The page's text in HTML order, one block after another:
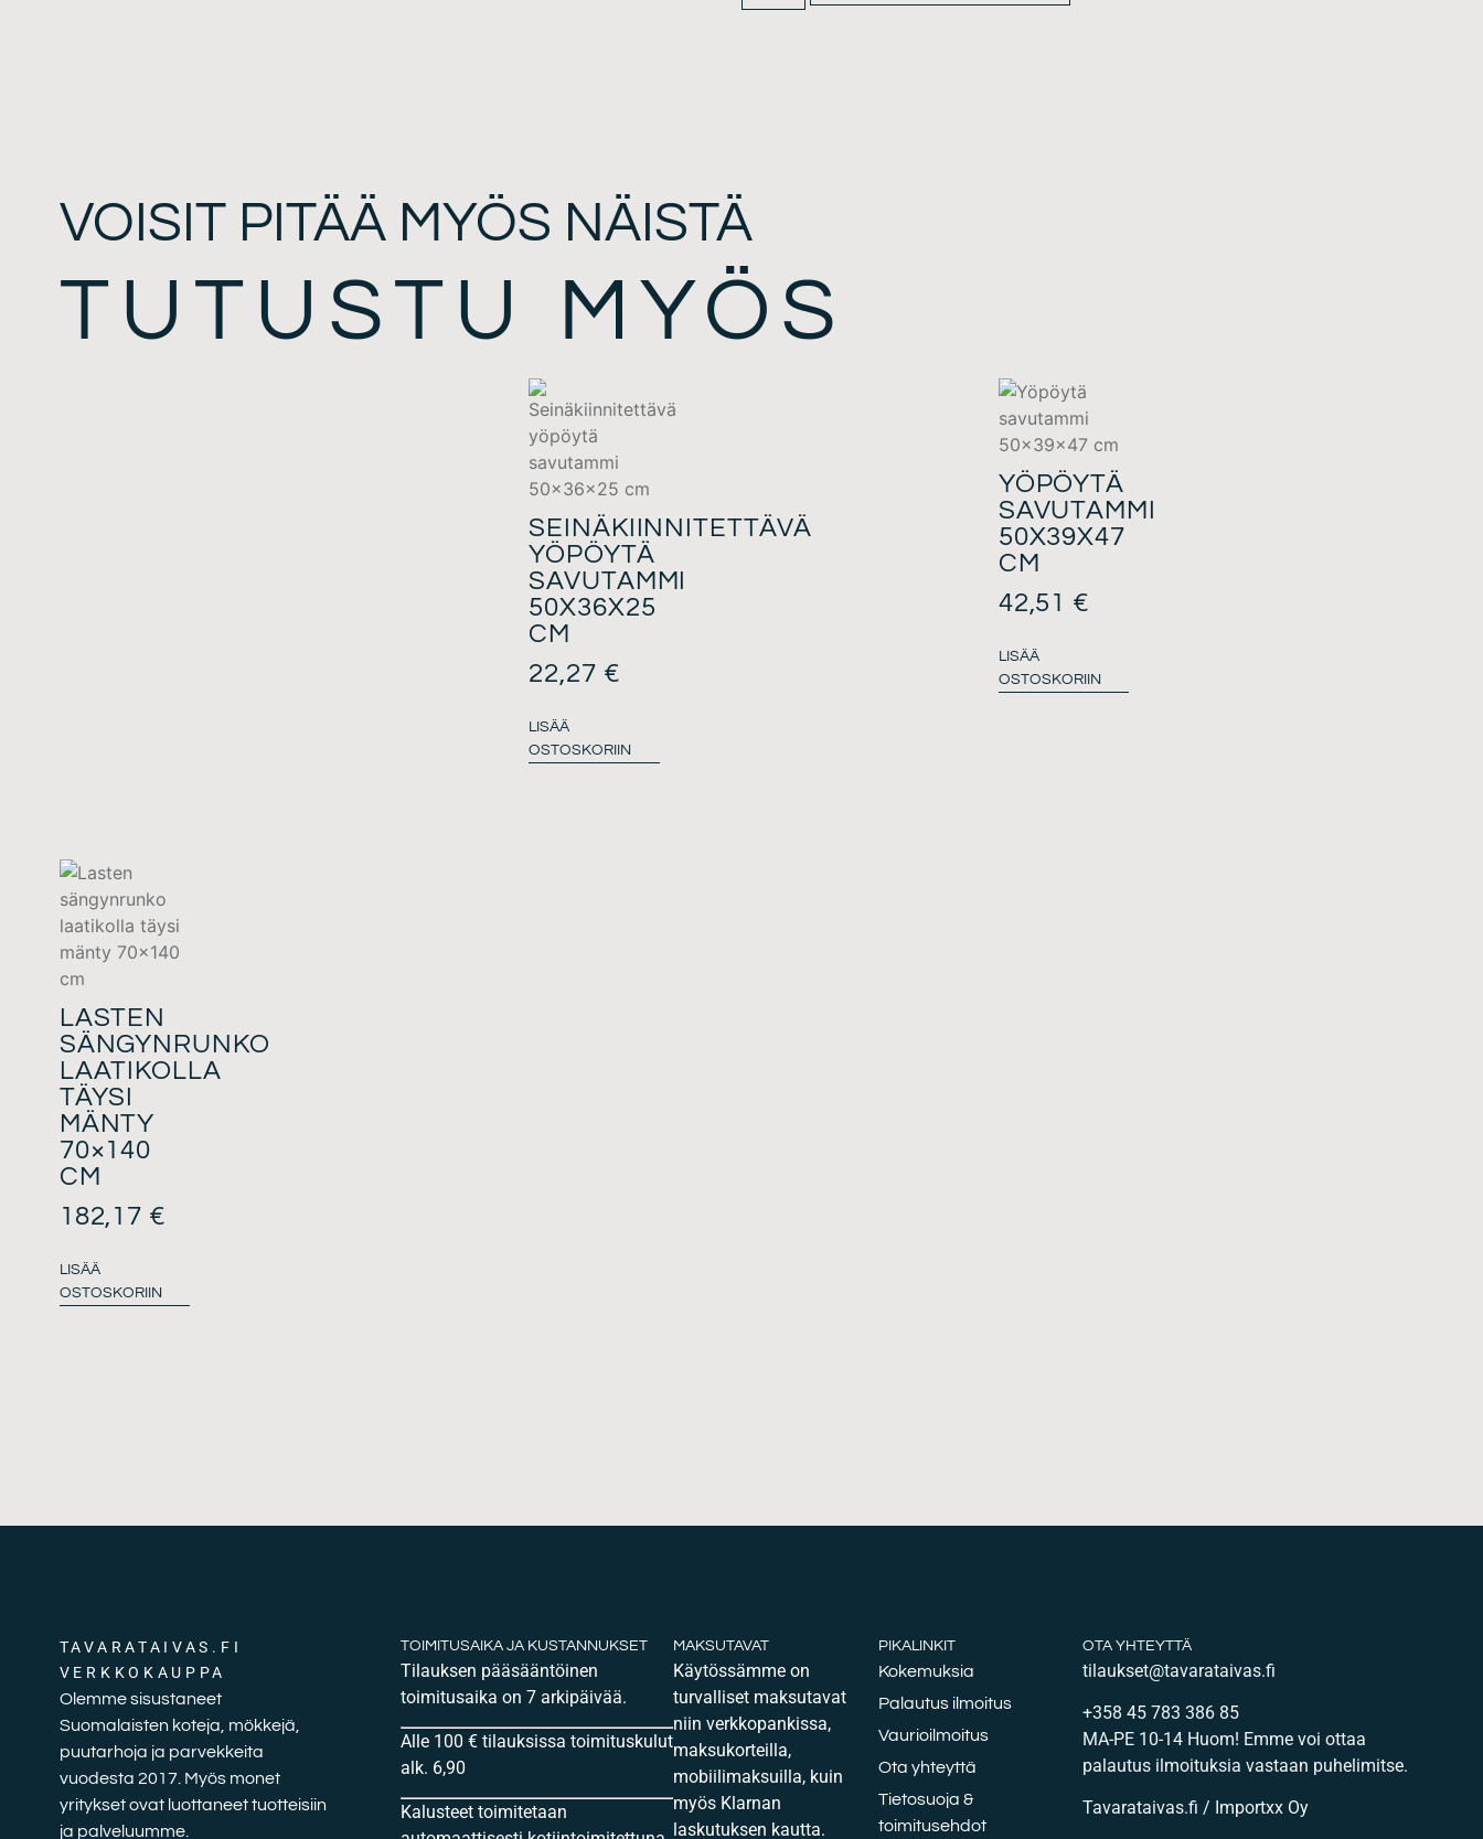
VOISIT PITÄÄ MYÖS NÄISTÄ
TUTUSTU MYÖS
SEINÄKIINNITETTÄVÄ
YÖPÖYTÄ
SAVUTAMMI
50X36X25
CM
22,27 €
LISÄÄ
OSTOSKORIIN
YÖPÖYTÄ
SAVUTAMMI
50X39X47
CM
42,51 €
LISÄÄ
OSTOSKORIIN
LASTEN
SÄNGYNRUNKO
LAATIKOLLA
TÄYSI
MÄNTY
70×140
CM
182,17 €
LISÄÄ
OSTOSKORIIN
TAVARATAIVAS.FI
VERKKOKAUPPA
Olemme sisustaneet
Suomalaisten koteja, mökkejä,
puutarhoja ja parvekkeita
vuodesta 2017. Myös monet
yritykset ovat luottaneet tuotteisiin
ja palveluumme.
TOIMITUSAIKA JA KUSTANNUKSET
Tilauksen pääsääntöinen
toimitusaika on 7 arkipäivää.
Alle 100 € tilauksissa toimituskulut
alk. 6,90
Kalusteet toimitetaan
MAKSUTAVAT
Käytössämme on
turvalliset maksutavat
niin verkkopankissa,
maksukorteilla,
mobiilimaksuilla, kuin
myös Klarnan
laskutuksen kautta.
PIKALINKIT
Kokemuksia
Palautus ilmoitus
Vaurioilmoitus
Ota yhteyttä
Tietosuoja &
toimitusehdot
OTA YHTEYTTÄ
tilaukset@tavarataivas.fi
+358 45 783 386 85
MA-PE 10-14 Huom! Emme voi ottaa
palautus ilmoituksia vastaan puhelimitse.
Tavarataivas.fi / Importxx Oy